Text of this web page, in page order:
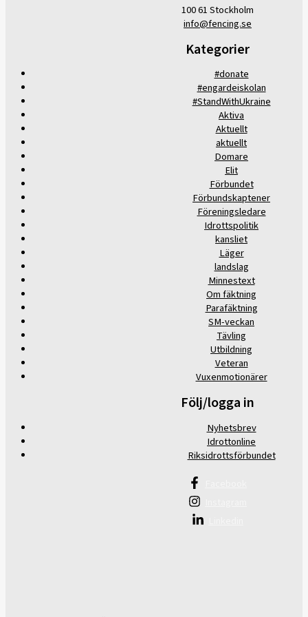
100 61 Stockholm
info@fencing.se
Kategorier
#donate
#engardeiskolan
#StandWithUkraine
Aktiva
Aktuellt
aktuellt
Domare
Elit
Förbundet
Förbundskaptener
Föreningsledare
Idrottspolitik
kansliet
Läger
landslag
Minnestext
Om fäktning
Parafäktning
SM-veckan
Tävling
Utbildning
Veteran
Vuxenmotionärer
Följ/logga in
Nyhetsbrev
Idrottonline
Riksidrottsförbundet